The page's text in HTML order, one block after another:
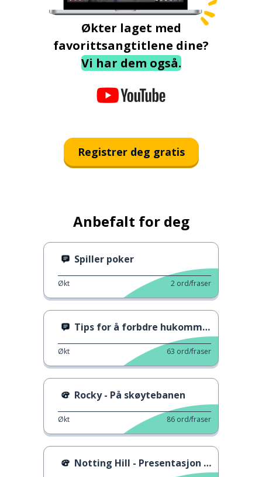
Økter laget med
favorittsangtitlene dine?
Vi har dem også.
Registrer deg gratis
Anbefalt for deg
Spiller poker
Økt 2 ord/fraser
Tips for å forbdre hukommelsen
Økt 63 ord/fraser
Rocky - På skøytebanen
Økt 86 ord/fraser
Notting Hill - Presentasjon av Julia Roberts